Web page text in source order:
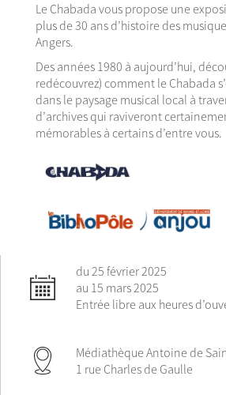
Le Chabada vous propose une
plus de 30 ans d’histoire des
Angers.
Des années 1980 à aujourd’hui,
redécouvrez) comment le Chabada
dans le paysage musical local à
d’archives qui raviveront
mémorables à certains d’entre vous.
du 25 février 2025
au 15 mars 2025
Entrée libre aux heures
Médiathèque Antoine de
1 rue Charles de Gaulle